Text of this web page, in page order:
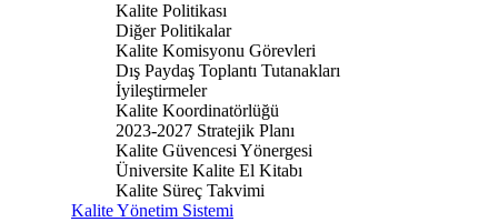
Kalite Politikası
Diğer Politikalar
Kalite Komisyonu Görevleri
Dış Paydaş Toplantı Tutanakları
İyileştirmeler
Kalite Koordinatörlüğü
2023-2027 Stratejik Planı
Kalite Güvencesi Yönergesi
Üniversite Kalite El Kitabı
Kalite Süreç Takvimi
Kalite Yönetim Sistemi